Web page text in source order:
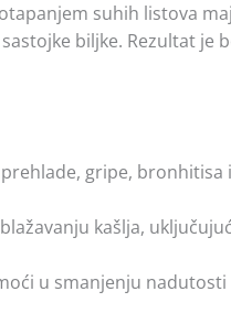
suhih listova
biljke. Rezultat je
gripe,
kašlja,
u smanjenju